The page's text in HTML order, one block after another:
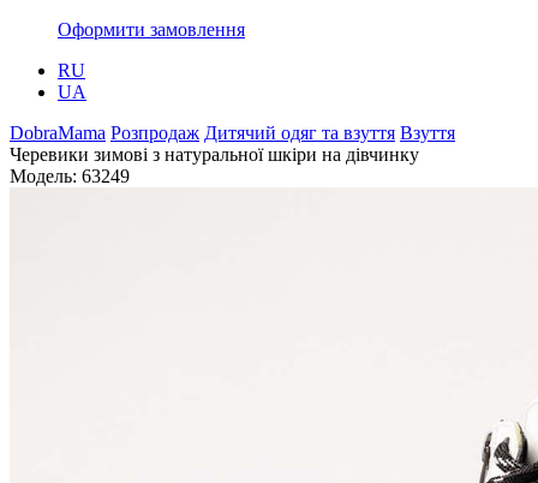
Оформити замовлення
RU
UA
DobraMama Розпродаж Дитячий одяг та взуття Взуття
Черевики зимові з натуральної шкіри на дівчинку
Модель: 63249